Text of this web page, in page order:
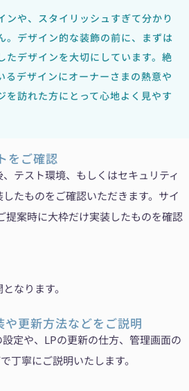
ンや、スタイリッシュすぎて分かり
。デザイン的な装飾の前に、まずは
たデザインを大切にしています。絶
るデザインにオーナーさまの熱意や
を訪れた方にとって心地よく見やす
をご確認
テスト環境、もしくはセキュリティ
たものをご確認いただきます。サイ
提案時に大枠だけ実装したものを確認
なります。
更新方法などをご説明
定や、LPの更新の仕方、管理画面の
丁寧にご説明いたします。